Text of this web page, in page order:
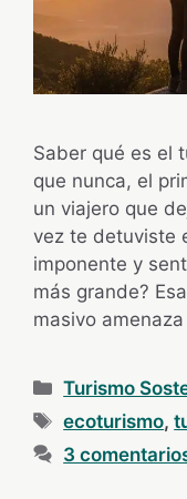
Saber qué es el
que nunca, el
un viajero que
vez te detuviste
imponente y
más grande?
masivo
Categorías
Turismo
Etiquetas
ecoturismo,
3